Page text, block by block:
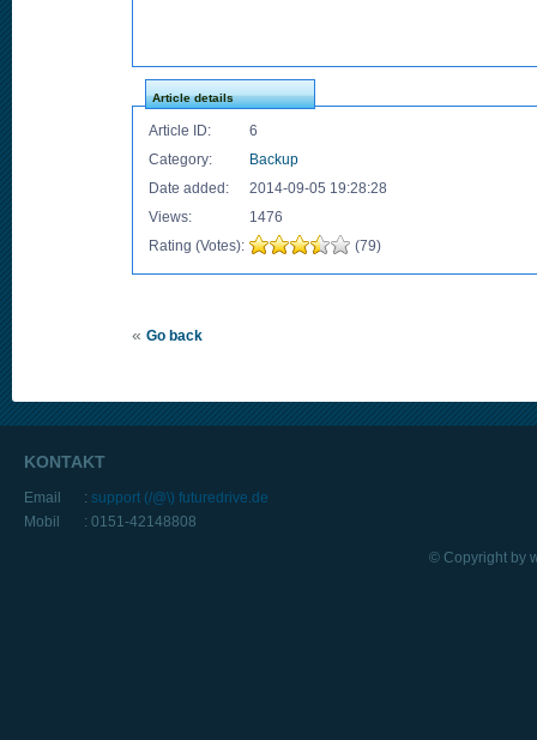
Article details
Article ID:
6
Category:
Backup
Date added:
2014-09-05 19:28:28
Views:
1476
Rating (Votes):
(79)
« Go back
KONTAKT
Email : support (/@\) futuredrive.de
Mobil
: 0151-42148808
© Copyright by